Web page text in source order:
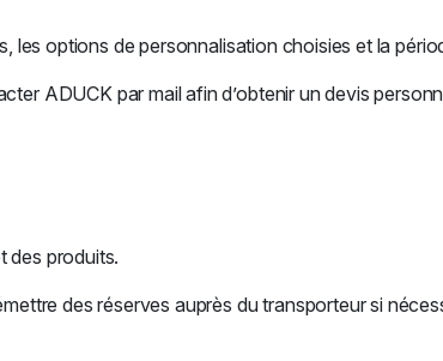
les options de personnalisation choisies et la
ADUCK par mail afin d’obtenir un devis
des produits.
des réserves auprès du transporteur si